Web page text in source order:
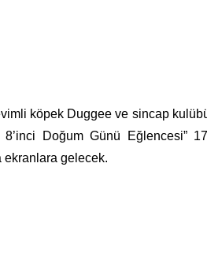
köpek Duggee ve sincap
Doğum Günü Eğlencesi”
ekranlara gelecek.